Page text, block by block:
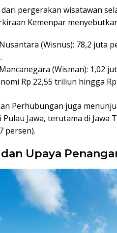
pergerakan wisatawan
Kemenpar
(Wisnus): 78,2 juta
(Wisman): 1,02
Rp 22,55 triliun hingga
Perhubungan juga
Jawa, terutama di Jawa
persen).
Upaya